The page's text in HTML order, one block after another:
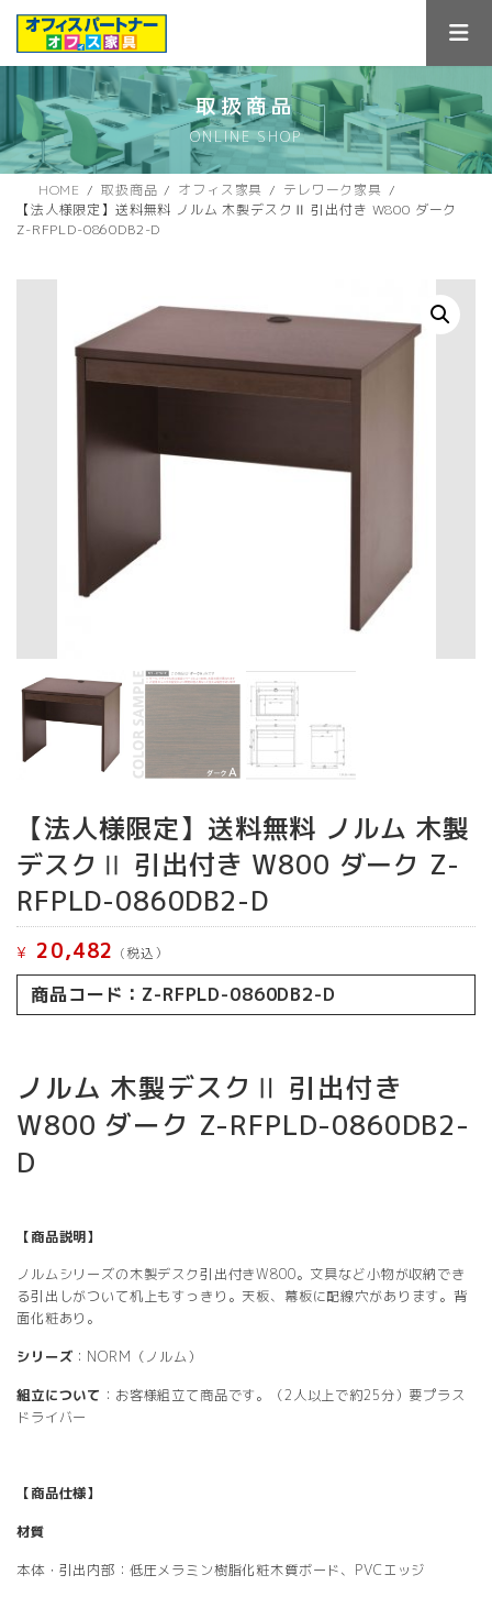
ス
キ
ン
に
取扱商品
ONLINE SHOP
HOME 取扱商品 オフィス家具
テレワーク家具
【法人様限定】送料無料 ノルム 木製デスクⅡ 引出付き W800 ダーク
Z-RFPLD-0860DB2-D
【法人様限定】送料無料 ノルム 木製
デスクⅡ 引出付き W800 ダーク Z-
RFPLD-0860DB2-D
¥ 20,482 (税込）
商品コード：Z-RFPLD-0860DB2-D
ノルム 木製デスクⅡ 引出付き
W800 ダーク Z-RFPLD-0860DB2-
D
【商品説明】
ノルムシリーズの木製デスク引出付きW800。文具など小物が収納でき
る引出しがついて机上もすっきり。天板、幕板に配線穴があります。背
面化粧あり。
シリーズ ：NORM（ノルム）
組立について ：お客様組立て商品です。（2人以上で約25分）要プラス
ドライバー
【商品仕様】
材質
本体・引出内部：低圧メラミン樹脂化粧木質ボード、PVCエッジ